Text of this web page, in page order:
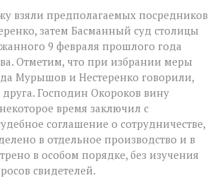
взяли предполагаемых посредников
затем Басманный суд столицы
9 февраля прошлого года
Отметим, что при избрании меры
Мурышов и Нестеренко говорили,
Господин Окороков вину
время заключил с
соглашение о сотрудничестве,
в отдельное производство и в
в особом порядке, без изучения
свидетелей.